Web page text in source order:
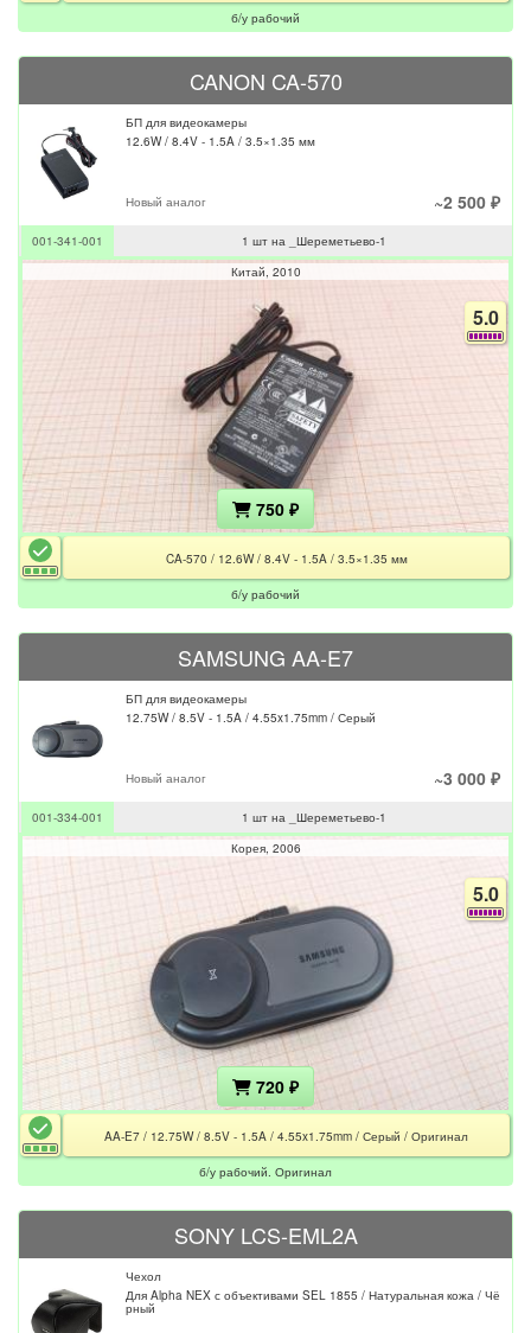
б/у рабочий
CANON CA-570
БП для видеокамеры
12.6W / 8.4V - 1.5A / 3.5×1.35 мм
Новый аналог ~2 500 ₽
001-341-001
1 шт на _Шереметьево-1
Китай 2010
5.0
750 ₽
CA-570 / 12.6W / 8.4V - 1.5A / 3.5×1.35 мм
б/у рабочий
SAMSUNG AA-E7
БП для видеокамеры
12.75W / 8.5V - 1.5A / 4.55x1.75mm / Серый
Новый аналог ~3 000 ₽
001-334-001
1 шт на _Шереметьево-1
Корея 2006
5.0
720 ₽
AA-E7 / 12.75W / 8.5V - 1.5A / 4.55x1.75mm / Серый / Оригинал
б/у рабочий. Оригинал
SONY LCS-EML2A
Чехол
Для Alpha NEX с объективами SEL 1855 / Натуральная кожа / Чё
рный